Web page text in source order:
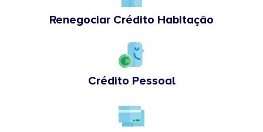
Renegociar Crédito Habitação
Crédito Pessoal